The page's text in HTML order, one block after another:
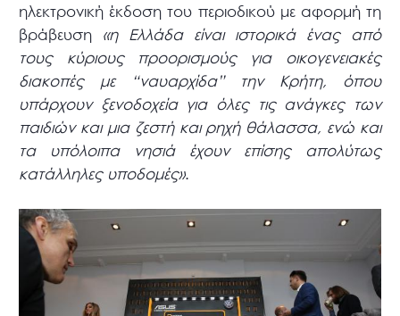
ηλεκτρονική έκδοση του περιοδικού με αφορμή τη
βράβευση «η Ελλάδα είναι ιστορικά ένας από
τους κύριους προορισμούς για οικογενειακές
διακοπές με “ναυαρχίδα” την Κρήτη, όπου
υπάρχουν ξενοδοχεία για όλες τις ανάγκες των
παιδιών και μια ζεστή και ρηχή θάλασσα, ενώ και
τα υπόλοιπα νησιά έχουν επίσης απολύτως
κατάλληλες υποδομές».